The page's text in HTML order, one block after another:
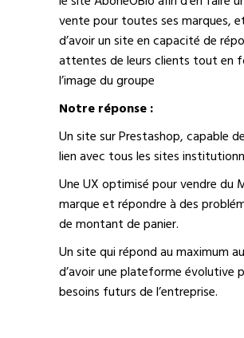
vente pour toutes ses marques,
d’avoir un site en capacité de
attentes de leurs clients tout en
l’image du groupe
Notre réponse :
Un site sur Prestashop, capable
lien avec tous les sites
Une UX optimisé pour vendre du
marque et répondre à des
de montant de panier.
Un site qui répond au maximum
d’avoir une plateforme évolutive
besoins futurs de l’entreprise.